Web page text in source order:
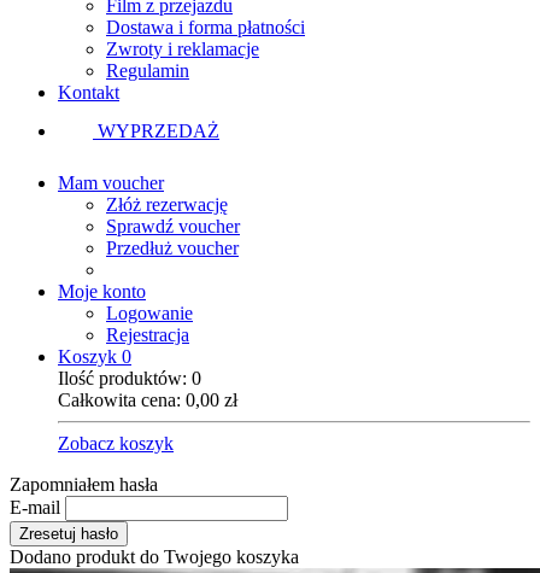
Film z przejazdu
Dostawa i forma płatności
Zwroty i reklamacje
Regulamin
Kontakt
WYPRZEDAŻ
Mam voucher
Złóż rezerwację
Sprawdź voucher
Przedłuż voucher
Moje konto
Logowanie
Rejestracja
Koszyk 0
Ilość produktów: 0
Całkowita cena: 0,00 zł
Zobacz koszyk
Zapomniałem hasła
E-mail
Zresetuj hasło
Dodano produkt do Twojego koszyka